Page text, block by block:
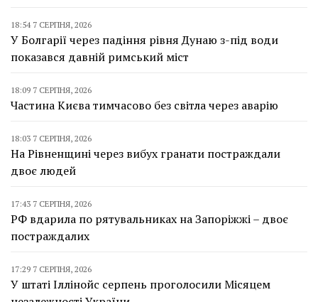
18:54 7 СЕРПНЯ, 2026
У Болгарії через падіння рівня Дунаю з-під води
показався давній римський міст
18:09 7 СЕРПНЯ, 2026
Частина Києва тимчасово без світла через аварію
18:03 7 СЕРПНЯ, 2026
На Рівненщині через вибух гранати постраждали
двоє людей
17:43 7 СЕРПНЯ, 2026
РФ вдарила по рятувальниках на Запоріжжі – двоє
постраждалих
17:29 7 СЕРПНЯ, 2026
У штаті Іллінойс серпень проголосили Місяцем